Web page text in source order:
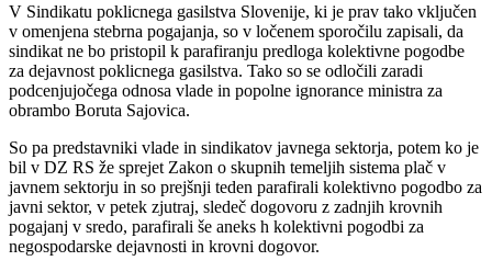
V Sindikatu poklicnega gasilstva Slovenije, ki je prav tako vključen
v omenjena stebrna pogajanja, so v ločenem sporočilu zapisali, da
sindikat ne bo pristopil k parafiranju predloga kolektivne pogodbe
za dejavnost poklicnega gasilstva. Tako so se odločili zaradi
podcenjujočega odnosa vlade in popolne ignorance ministra za
obrambo Boruta Sajovica.
So pa predstavniki vlade in sindikatov javnega sektorja, potem ko je
bil v DZ RS že sprejet Zakon o skupnih temeljih sistema plač v
javnem sektorju in so prejšnji teden parafirali kolektivno pogodbo za
javni sektor, v petek zjutraj, sledeč dogovoru z zadnjih krovnih
pogajanj v sredo, parafirali še aneks h kolektivni pogodbi za
negospodarske dejavnosti in krovni dogovor.